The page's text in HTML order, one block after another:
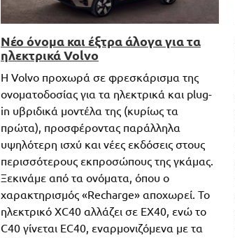
Νέο όνομα και έξτρα άλογα για τα
ηλεκτρικά Volvo
Η Volvo προχωρά σε φρεσκάρισμα της
ονοματοδοσίας για τα ηλεκτρικά και plug-
in υβριδικά μοντέλα της (κυρίως τα
πρώτα), προσφέροντας παράλληλα
υψηλότερη ισχύ και νέες εκδόσεις στους
περισσότερους εκπροσώπους της γκάμας.
Ξεκινάμε από τα ονόματα, όπου ο
χαρακτηρισμός «Recharge» αποχωρεί. Το
ηλεκτρικό XC40 αλλάζει σε EX40, ενώ το
C40 γίνεται EC40, εναρμονιζόμενα με τα